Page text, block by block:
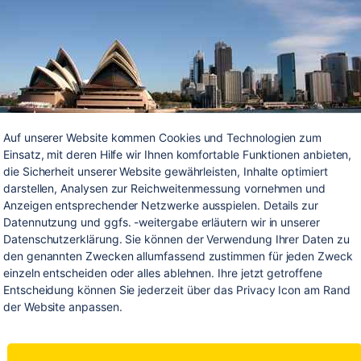
haben die Aussies ganz bestimmte Rituale, mit denen
den Australia Day verleben, bestimmte Dinge,
gehören und mit denen sie sich den freien Tag so
wie möglich gestalten. 1. Barbecue Wie könnte man den
Day typischer begehen, als mit einem BBQ. Die
Auf unserer Website kommen Cookies und Technologien zum
Einsatz, mit deren Hilfe wir Ihnen komfortable Funktionen anbieten,
die Sicherheit unserer Website gewährleisten, Inhalte optimiert
darstellen, Analysen zur Reichweitenmessung vornehmen und
Anzeigen entsprechender Netzwerke ausspielen. Details zur
Datennutzung und ggfs. -weitergabe erläutern wir in unserer
Datenschutzerklärung. Sie können der Verwendung Ihrer Daten zu
den genannten Zwecken allumfassend zustimmen für jeden Zweck
einzeln entscheiden oder alles ablehnen. Ihre jetzt getroffene
Entscheidung können Sie jederzeit über das Privacy Icon am Rand
der Website anpassen.